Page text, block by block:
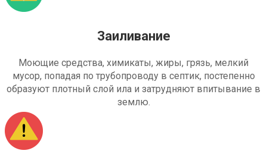
Заиливание
Моющие средства, химикаты, жиры, грязь, мелкий
мусор, попадая по трубопроводу в септик, постепенно
образуют плотный слой ила и затрудняют впитывание в
землю.